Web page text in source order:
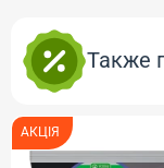
Также
АКЦІЯ